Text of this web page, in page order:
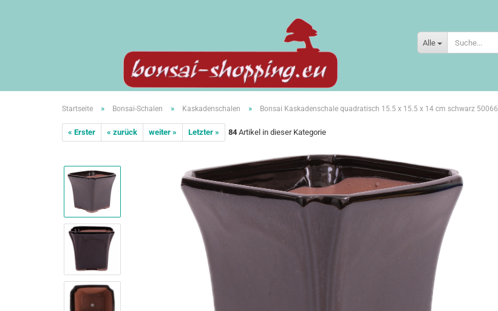
Alle
Startseite » Bonsai-Schalen » Kaskadenschalen » Bonsai Kaskadenschale quadratisch 15.5 x 15.5 x 14 cm schwarz 50066
« Erster « zurück weiter » Letzter » 84 Artikel in dieser Kategorie